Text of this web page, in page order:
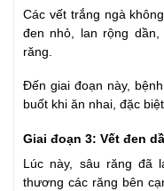
Các vết trắng ngà
đen nhỏ, lan rộng
răng.
Đến giai đoạn này,
buốt khi ăn nhai, đặc
Giai đoạn 3: Vết đen
Lúc này, sâu răng đã
thương các răng bên